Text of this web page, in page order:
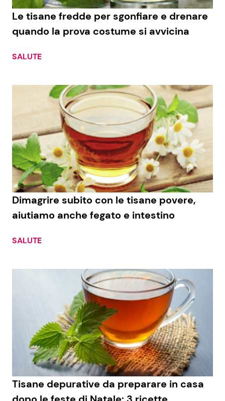
Le tisane fredde per sgonfiare e drenare
quando la prova costume si avvicina
SALUTE
Dimagrire subito con le tisane povere,
aiutiamo anche fegato e intestino
SALUTE
Tisane depurative da preparare in casa